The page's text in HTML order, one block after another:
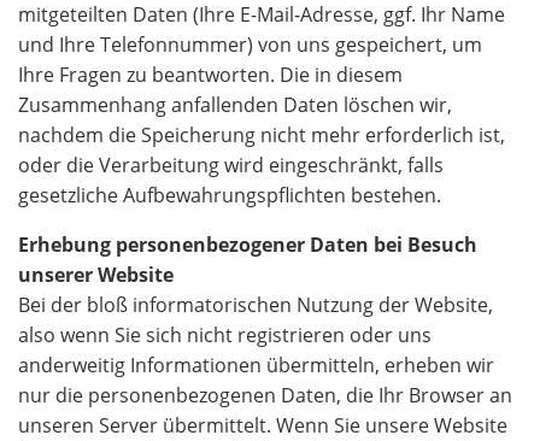
mitgeteilten Daten (Ihre E-Mail-Adresse, ggf. Ihr Name
und Ihre Telefonnummer) von uns gespeichert, um
Ihre Fragen zu beantworten. Die in diesem
Zusammenhang anfallenden Daten löschen wir,
nachdem die Speicherung nicht mehr erforderlich ist,
oder die Verarbeitung wird eingeschränkt, falls
gesetzliche Aufbewahrungspflichten bestehen.
Erhebung personenbezogener Daten bei Besuch
unserer Website
Bei der bloß informatorischen Nutzung der Website,
also wenn Sie sich nicht registrieren oder uns
anderweitig Informationen übermitteln, erheben wir
nur die personenbezogenen Daten, die Ihr Browser an
unseren Server übermittelt. Wenn Sie unsere Website